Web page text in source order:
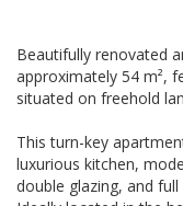
Beautifully renovated
approximately 54 m²,
situated on freehold
This turn-key
luxurious kitchen,
double glazing, and